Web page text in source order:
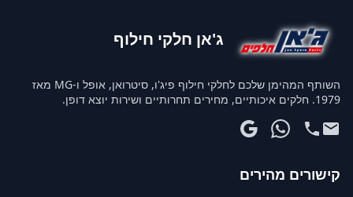
ג'אן חלקי חילוף
השותף המהימן שלכם לחלקי חילוף פיג'ו, סיטרואן, אופל ו-MG מאז
1979. חלקים איכותיים, מחירים תחרותיים ושירות יוצא דופן.
קישורים מהירים